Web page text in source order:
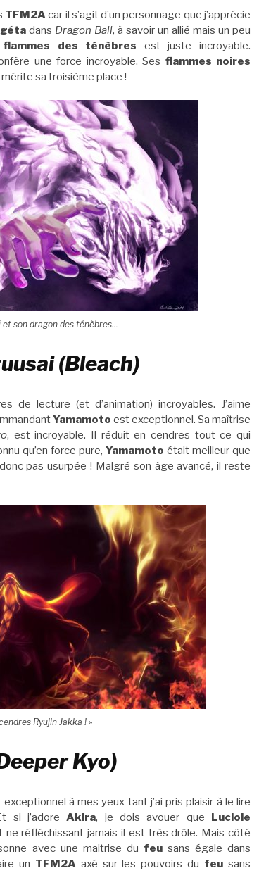
TFM2A car il s’agit d’un personnage que j’apprécie
dans Dragon Ball, à savoir un allié mais un peu
flammes des ténèbres est juste incroyable.
une force incroyable. Ses flammes noires
sa troisième place !
son dragon des ténèbres…
(Bleach)
de lecture (et d’animation) incroyables. J’aime
Yamamoto est exceptionnel. Sa maîtrise
, est incroyable. Il réduit en cendres tout ce qui
qu’en force pure, Yamamoto était meilleur que
pas usurpée ! Malgré son âge avancé, il reste
Ryujin Jakka ! »
Kyo)
à mes yeux tant j’ai pris plaisir à le lire
si j’adoreAkira, je dois avouer que Luciole
ne réfléchissant jamais il est très drôle. Mais côté
avec une maitrise du feusans égale dans
un TFM2Aaxé sur les pouvoirs du feu sans